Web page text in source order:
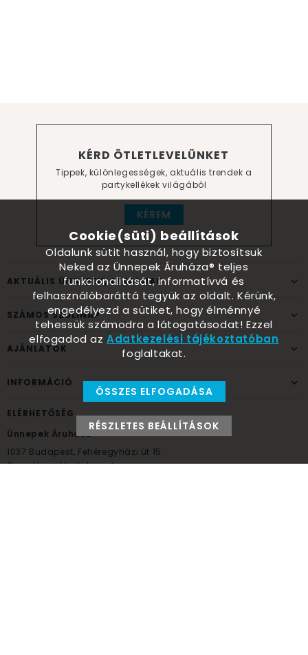
KÉRD ÖTLETLEVELÜNKET
Tippek, különlegességek, aktuális trendek a
partykellékek világából
KÉREM
AKTUÁLIS ÜNNEPEK, ALKALMAK
SZÁMOS SZÜLINAP
AJÁNLATOK
INFORMÁCIÓ
ELÉRHETŐSÉG
Ünnepek Áruháza
1037 Budapest, Fehéregyházi út 15.
Személyes átvételi pont
Cookie(süti) beállítások
Oldalunk sütit használ, hogy biztosítsuk
Neked az Ünnepek Áruháza® teljes
funkcionalitását, informatívvá és
felhasználóbaráttá tegyük az oldalt. Kérünk,
engedélyezd a sütiket, hogy élménnyé
tehessük számodra a látogatásodat! Ezzel
elfogadod azAdatkezelési tájékoztatóban
foglaltakat.
ÖSSZES ELFOGADÁSA
RÉSZLETES BEÁLLÍTÁSOK